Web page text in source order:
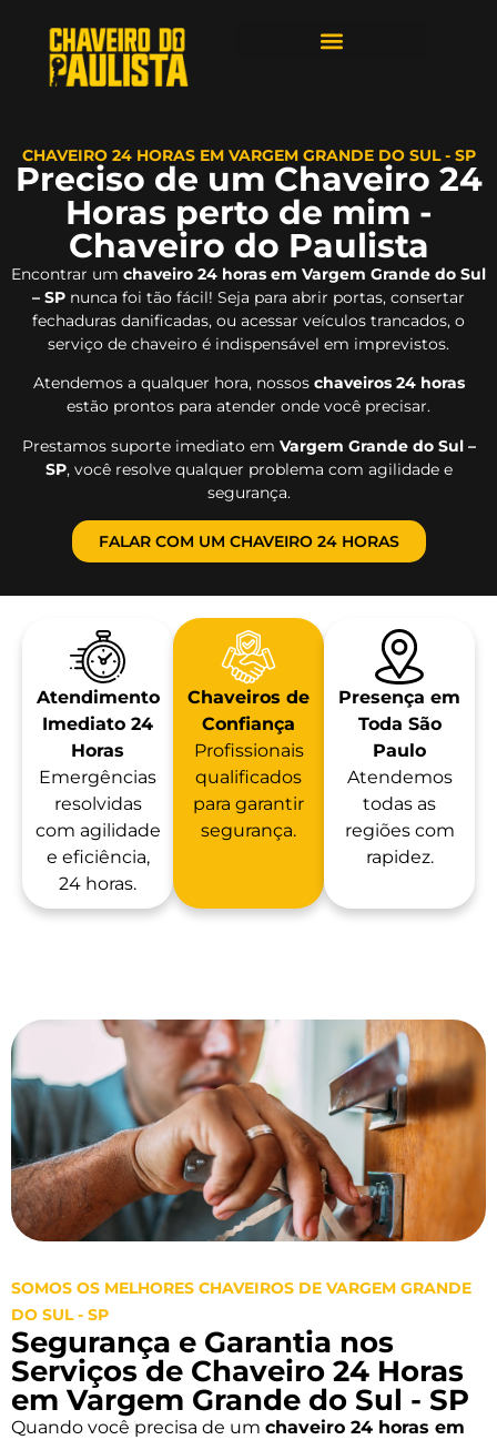
CHAVEIRO 24 HORAS EM VARGEM GRANDE DO SUL - SP
Preciso de um Chaveiro 24
Horas perto de mim -
Chaveiro do Paulista
Encontrar um chaveiro 24 horas em Vargem Grande do Sul
– SP nunca foi tão fácil! Seja para abrir portas, consertar
fechaduras danificadas, ou acessar veículos trancados, o
serviço de chaveiro é indispensável em imprevistos.
Atendemos a qualquer hora, nossos chaveiros 24 horas
estão prontos para atender onde você precisar.
Prestamos suporte imediato em Vargem Grande do Sul –
SP, você resolve qualquer problema com agilidade e
segurança.
FALAR COM UM CHAVEIRO 24 HORAS
Atendimento
Imediato 24
Horas
Emergências
resolvidas
com agilidade
e eficiência,
24 horas.
Chaveiros de
Confiança
Profissionais
qualificados
para garantir
segurança.
Presença em
Toda São
Paulo
Atendemos
todas as
regiões com
rapidez.
SOMOS OS MELHORES CHAVEIROS DE VARGEM GRANDE
DO SUL - SP
Segurança e Garantia nos
Serviços de Chaveiro 24 Horas
em Vargem Grande do Sul - SP
Quando você precisa de um chaveiro 24 horas em